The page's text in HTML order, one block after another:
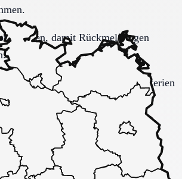
damit Rückmeldungen
mit festen Muss-Kriterien
und Kosten vor der
klären.